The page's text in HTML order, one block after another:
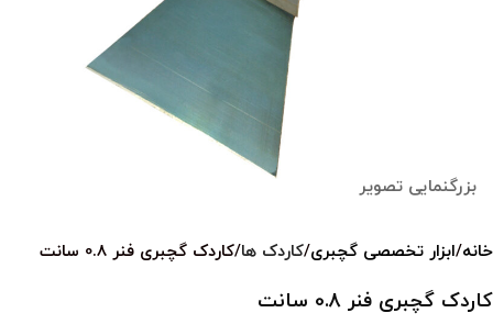
بزرگنمایی تصویر
خانه ابزار تخصصی گچبری کاردک ها کاردک گچبری فنر 0.8 سانت
کاردک گچبری فنر 0.8 سانت